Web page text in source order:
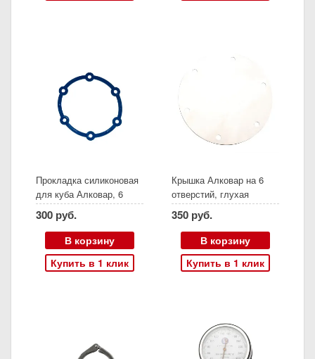
Прокладка силиконовая
для куба Алковар, 6
отверстий
300 руб.
В корзину
Купить в 1 клик
Крышка Алковар на 6
отверстий, глухая
350 руб.
В корзину
Купить в 1 клик